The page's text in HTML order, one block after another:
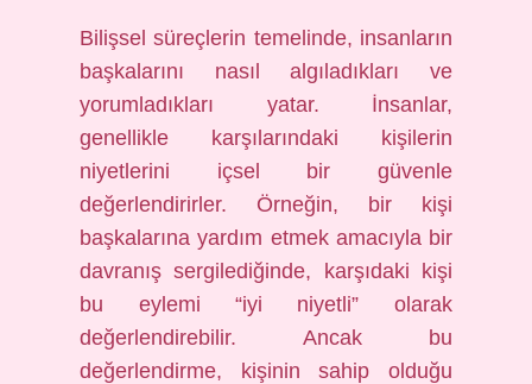
Bilişsel süreçlerin temelinde, insanların
başkalarını nasıl algıladıkları ve
yorumladıkları yatar. İnsanlar,
genellikle karşılarındaki kişilerin
niyetlerini içsel bir güvenle
değerlendirirler. Örneğin, bir kişi
başkalarına yardım etmek amacıyla bir
davranış sergilediğinde, karşıdaki kişi
bu eylemi “iyi niyetli” olarak
değerlendirebilir. Ancak bu
değerlendirme, kişinin sahip olduğu